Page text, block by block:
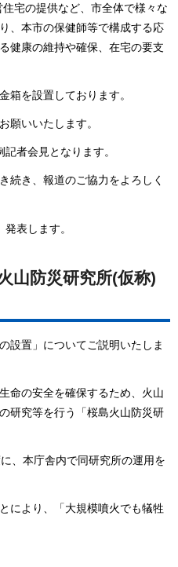
宅の提供など、市全体で様々な
、本市の保健師等で構成する応
健康の維持や確保、在宅の要支
箱を設置しております。
願いいたします。
者会見となります。
続き、報道のご協力をよろしく
表します。
山防災研究所(仮称)
設置」についてご説明いたしま
命の安全を確保するため、火山
研究等を行う「桜島火山防災研
、本庁舎内で同研究所の運用を
により、「大規模噴火でも犠牲